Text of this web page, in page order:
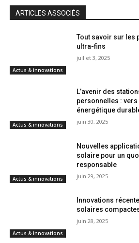
ARTICLES ASSOCIÉS
Actus & innovations
Tout savoir sur les
ultra-fins
juillet 3, 2025
Actus & innovations
L’avenir des
personnelles :
énergétique
juin 30, 2025
Actus & innovations
Nouvelles
solaire pour un
responsable
juin 29, 2025
Actus & innovations
Innovations
solaires
juin 28, 2025